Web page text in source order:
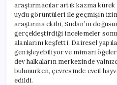
araştırmacılar artık kazma
uydu görüntüleri ile geçmişin
araştırma ekibi, Sudan’ın
gerçekleştirdiği incelemeler
alanlarını keşfetti. Dairesel
genişleyebiliyor ve mimari
dev halkaların merkezinde
bulunurken, çevresinde evcil
edildi.